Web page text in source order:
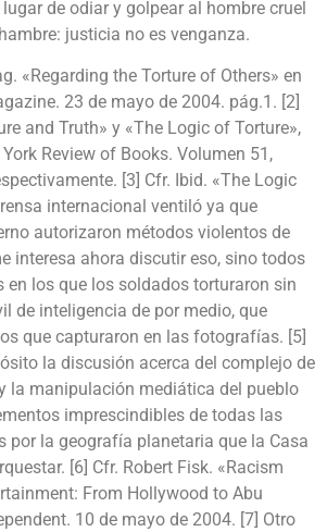
de odiar y golpear al hombre cruel
justicia no es venganza.
«Regarding the Torture of Others» en
23 de mayo de 2004. pág.1. [2]
and Truth» y «The Logic of Torture»,
Review of Books. Volumen 51,
[3] Cfr. Ibid. «The Logic
internacional ventiló ya que
autorizaron métodos violentos de
interesa ahora discutir eso, sino todos
en los que los soldados torturaron sin
de inteligencia de por medio, que
que capturaron en las fotografías. [5]
la discusión acerca del complejo de
la manipulación mediática del pueblo
imprescindibles de todas las
por la geografía planetaria que la Casa
[6] Cfr. Robert Fisk. «Racism
From Hollywood to Abu
10 de mayo de 2004. [7] Otro